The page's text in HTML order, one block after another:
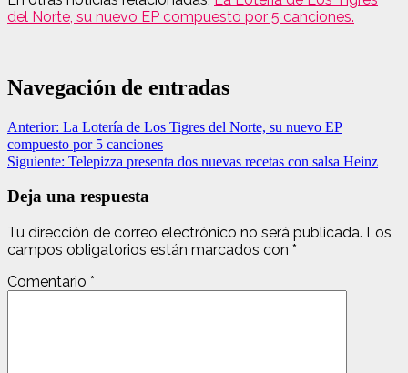
del Norte, su nuevo EP compuesto por 5 canciones.
Navegación de entradas
Anterior: La Lotería de Los Tigres del Norte, su nuevo EP
compuesto por 5 canciones
Siguiente: Telepizza presenta dos nuevas recetas con salsa Heinz
Deja una respuesta
Tu dirección de correo electrónico no será publicada. Los
campos obligatorios están marcados con *
Comentario *